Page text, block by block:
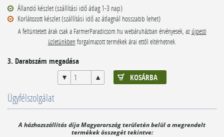
Állandó készlet (szállítási idő átlag 1-3 nap)
Korlátozott készlet (szállítási idő az átlagnál hosszabb lehet)
A feltüntetett árak csak a FarmerParadicsom.hu webáruházban érvényesek, az újpesti
üzletünkben forgalmazott termékek árai ettől eltérhetnek.
3. Darabszám megadása
Ügyfélszolgálat
A házhozszállítás díja Magyarország területén belül a megrendelt
termékek összegét tekintve: